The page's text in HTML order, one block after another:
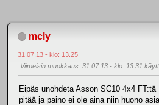
mcly
31.07.13 - klo: 13.25
Viimeisin muokkaus: 31.07.13 - klo: 13.31
Eipäs unohdeta Asson SC10 4x4 FT:tä
pitää ja paino ei ole aina niin huono